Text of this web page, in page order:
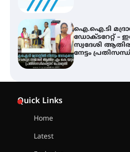
ഐ.ഐ.ടി
ഡോക്ടറേറ്റ് –
സ്വദേശി
നേട്ടം
Quick Links
Home
Latest